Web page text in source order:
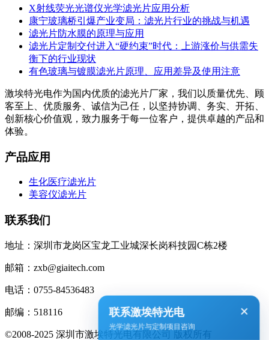
X射线荧光光谱仪光学滤光片应用分析
康宁玻璃桥引爆产业变局：滤光片行业的挑战与机遇
滤光片防水膜的原理与应用
滤光片定制交付进入“硬约束”时代：上游涨价与供需失
衡下的行业现状
有色玻璃与镀膜滤光片原理、应用差异及使用注意
激埃特光电作为国内优质的滤光片厂家，我们以质量优先、顾
客至上、优质服务、诚信为己任，以坚持协调、务实、开拓、
创新核心价值观，致力服务于每一位客户，提供卓越的产品和
体验。
产品应用
生化医疗滤光片
美容仪滤光片
联系我们
地址：深圳市龙岗区宝龙工业城深长岗科技园C栋2楼
邮箱：zxb@giaitech.com
电话：0755-84536483
邮编：518116
©2008-2025 深圳市激埃特光电有限公司 版权所有
联系激埃特光电
光学滤光片与定制项目咨询
×